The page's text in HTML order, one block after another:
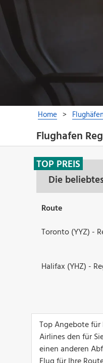
Flughafen
Die
TOP PREIS
Route
Toronto (YYZ) -
Halifax (YHZ) -
Top Angebote für
Airlines den für
einen anderen